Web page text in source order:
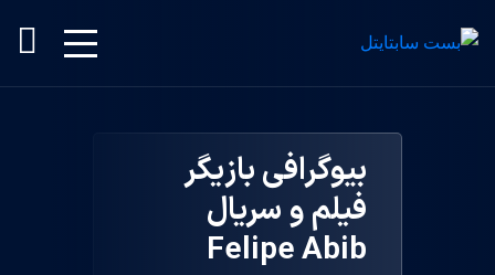
بیوگرافی بازیگر
فیلم و سریال
Felipe Abib